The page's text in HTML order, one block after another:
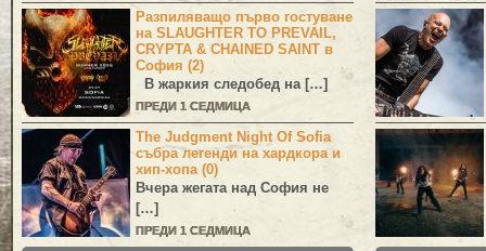
Разпиляващо първо гостуване
на SLAUGHTER TO PREVAIL,
CRYPTA & CHAINED SAINT в
София (2)
В жаркия следобед на […]
ПРЕДИ 1 СЕДМИЦА
The Judgment Night Of Sofia
събра легенди на хардкора и
хип-хопа (0)
Вчера жегата над София не
[…]
ПРЕДИ 1 СЕДМИЦА